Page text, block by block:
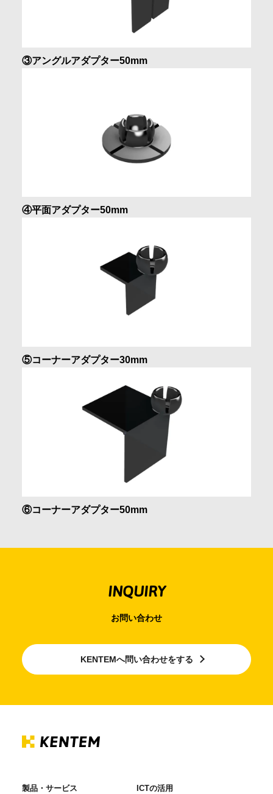
③アングルアダプター50mm
④平面アダプター50mm
⑤コーナーアダプター30mm
⑥コーナーアダプター50mm
INQUIRY
お問い合わせ
KENTEMへ問い合わせをする
製品・サービス ICTの活用